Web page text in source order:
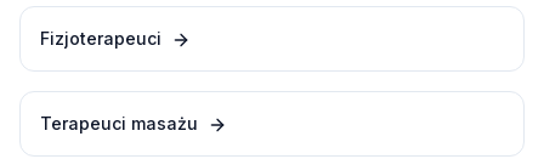
Fizjoterapeuci
Terapeuci masażu